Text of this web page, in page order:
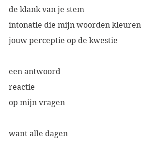
de klank van je stem
intonatie die mijn woorden kleuren
jouw perceptie op de kwestie
een antwoord
reactie
op mijn vragen
want alle dagen